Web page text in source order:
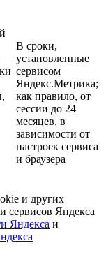
В сроки,
установленные
сервисом
Яндекс.Метрика;
как правило, от
сессии до 24
месяцев, в
зависимости от
настроек сервиса
и браузера
и других
сервисов Яндекса
Яндекса и